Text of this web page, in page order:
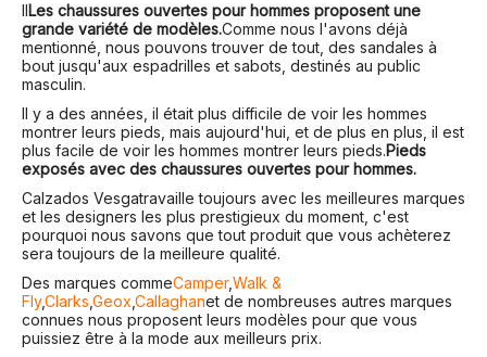
IlLes chaussures ouvertes pour hommes proposent une
grande variété de modèles.Comme nous l'avons déjà
mentionné, nous pouvons trouver de tout, des sandales à
bout jusqu'aux espadrilles et sabots, destinés au public
masculin.
Il y a des années, il était plus difficile de voir les hommes
montrer leurs pieds, mais aujourd'hui, et de plus en plus, il est
plus facile de voir les hommes montrer leurs pieds.Pieds
exposés avec des chaussures ouvertes pour hommes.
Calzados Vesgatravaille toujours avec les meilleures marques
et les designers les plus prestigieux du moment, c'est
pourquoi nous savons que tout produit que vous achèterez
sera toujours de la meilleure qualité.
Des marques commeCamper,Walk &
Fly,Clarks,Geox,Callaghanet de nombreuses autres marques
connues nous proposent leurs modèles pour que vous
puissiez être à la mode aux meilleurs prix.